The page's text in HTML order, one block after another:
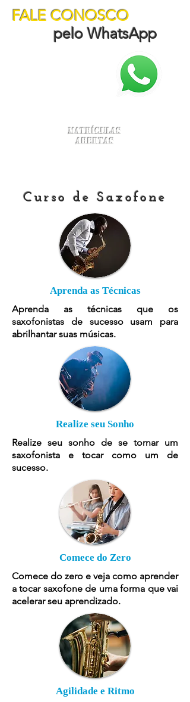
FALE CONOSCO
pelo WhatsApp
Matrículas
Abertas
Curso de Saxofone
Aprenda as Técnicas
Aprenda as técnicas que os
saxofonistas de sucesso usam para
abrilhantar suas músicas.
Realize seu Sonho
Realize seu sonho de se tornar um
saxofonista e tocar como um de
sucesso.
Comece do Zero
Comece do zero e veja como aprender
a tocar saxofone de uma forma que vai
acelerar seu aprendizado.
Agilidade e Ritmo